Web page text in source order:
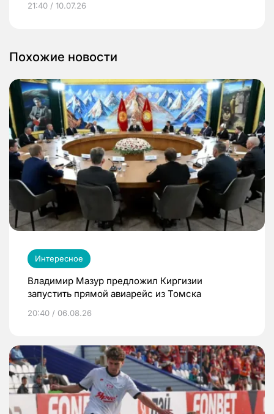
21:40 / 10.07.26
Похожие новости
Интересное
Владимир Мазур предложил Киргизии
запустить прямой авиарейс из Томска
20:40 / 06.08.26